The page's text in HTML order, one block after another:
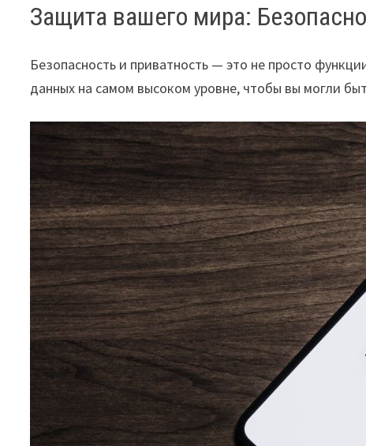
Защита вашего мира:
Безопасность и приватность — это не просто
данных на самом высоком уровне, чтобы вы могли